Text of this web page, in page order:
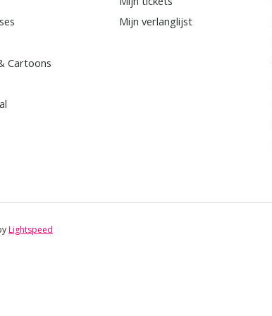
Cartoons
Mijn verlanglijst
Lightspeed